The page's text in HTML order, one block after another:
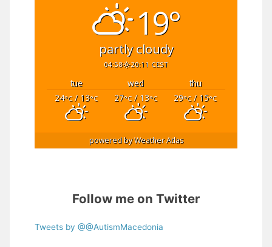
19°
partly cloudy
04:58 20:11 CEST
tue wed
thu
24°C/ 13°C 27°C/ 13°C 29°C/ 15°C
powered byWeather Atlas
Follow me on Twitter
Tweets by @@AutismMacedonia